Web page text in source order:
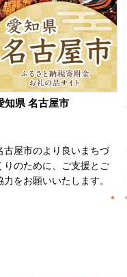
知県 名古屋市
古屋市のより良いまちづ
りのために、ご支援とご
力をお願いいたします。